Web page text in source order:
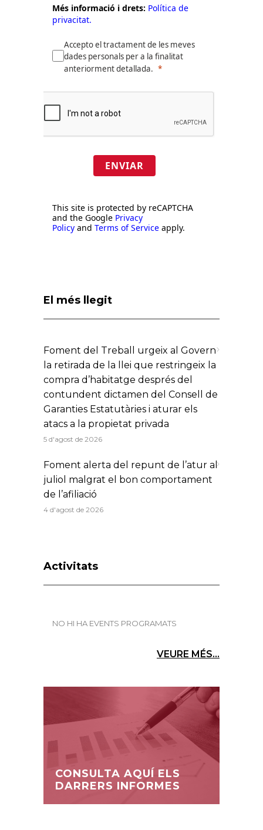
Més informació i drets: Política de
privacitat.
Accepto el tractament de les meves
dades personals per a la finalitat
anteriorment detallada.
ENVIAR
This site is protected by reCAPTCHA
and the Google Privacy
Policy and Terms of Service apply.
El més llegit
Foment del Treball urgeix al Govern
la retirada de la llei que restringeix la
compra d’habitatge després del
contundent dictamen del Consell de
Garanties Estatutàries i aturar els
atacs a la propietat privada
5 d'agost de 2026
Foment alerta del repunt de l’atur al
juliol malgrat el bon comportament
de l’afiliació
4 d'agost de 2026
Activitats
NO HI HA EVENTS PROGRAMATS
VEURE MÉS...
CONSULTA AQUÍ ELS
DARRERS INFORMES